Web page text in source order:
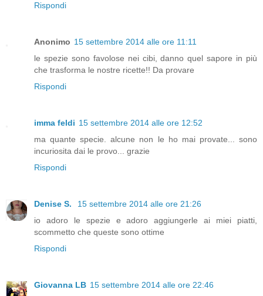
Rispondi
Anonimo 15 settembre 2014 alle ore 11:11
le spezie sono favolose nei cibi, danno quel sapore in più
che trasforma le nostre ricette!! Da provare
Rispondi
imma feldi 15 settembre 2014 alle ore 12:52
ma quante specie. alcune non le ho mai provate... sono
incuriosita dai le provo... grazie
Rispondi
Denise S.
15 settembre 2014 alle ore 21:26
io adoro le spezie e adoro aggiungerle ai miei piatti,
scommetto che queste sono ottime
Rispondi
Giovanna LB 15 settembre 2014 alle ore 22:46